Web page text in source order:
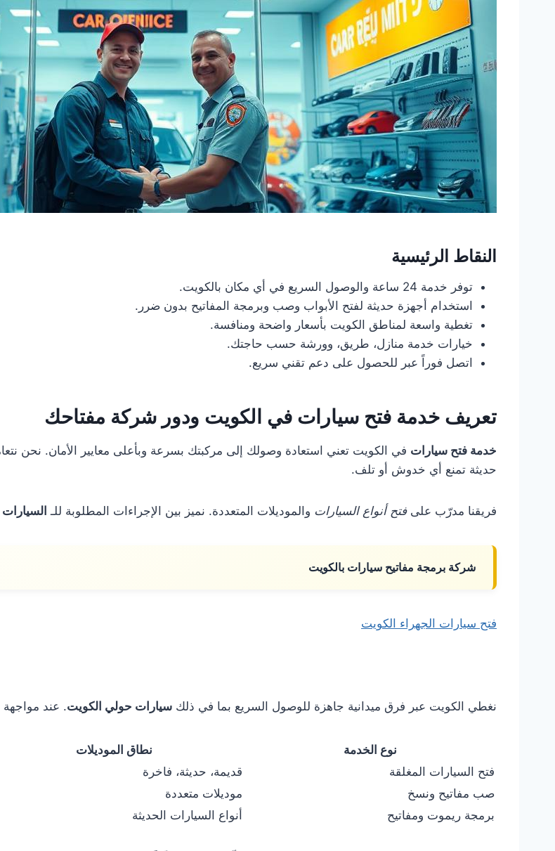
النقاط الرئيسية
توفر خدمة 24 ساعة والوصول السريع في أي مكان بالكويت.
استخدام أجهزة حديثة لفتح الأبواب وصب وبرمجة المفاتيح بدون ضرر.
تغطية واسعة لمناطق الكويت بأسعار واضحة ومنافسة.
خيارات خدمة منازل، طريق، وورشة حسب حاجتك.
اتصل فوراً عبر للحصول على دعم تقني سريع.
تعريف خدمة فتح سيارات في الكويت ودور شركة مفتاحك
خدمة فتح سيارات في الكويت تعني استعادة وصولك إلى مركبتك بسرعة وبأعلى معايير الأمان. نحن
حديثة تمنع أي خدوش أو تلف.
فريقنا مدرّب علىفتح أنواع السيارات والموديلات المتعددة. نميز بين الإجراءات المطلوبة للـ
شركة برمجة مفاتيح سيارات بالكويت
فتح سيارات الجهراء الكويت
نغطي الكويت عبر فرق ميدانية جاهزة للوصول السريع بما في ذلك سيارات حولي الكويت. عند مواجهة
نوع الخدمة نطاق الموديلات
فتح السيارات المغلقة
قديمة، حديثة، فاخرة
صب مفاتيح ونسخ
موديلات متعددة
برمجة ريموت ومفاتيح
أنواع السيارات الحديثة